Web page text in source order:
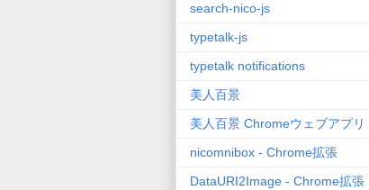
search-nico-js
typetalk-js
typetalk notifications
美人百景
美人百景 Chromeウェブアプリ
nicomnibox - Chrome拡張
DataURI2Image - Chrome拡張